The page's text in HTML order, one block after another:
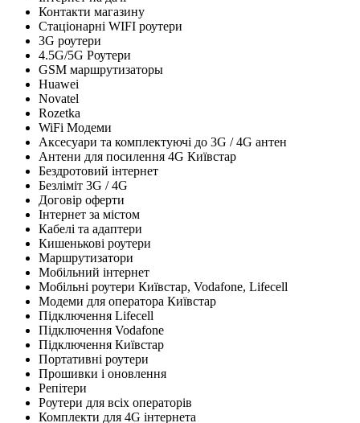
Контакти магазину
Стаціонарні WIFI роутери
3G роутери
4.5G/5G Роутери
GSM маршрутизаторы
Huawei
Novatel
Rozetka
WiFi Модеми
Аксесуари та комплектуючі до 3G / 4G антен
Антени для посилення 4G Київстар
Бездротовий інтернет
Безліміт 3G / 4G
Договір оферти
Інтернет за містом
Кабелі та адаптери
Кишенькові роутери
Маршрутизатори
Мобільний інтернет
Мобільні роутери Київстар, Vodafone, Lifecell
Модеми для оператора Київстар
Підключення Lifecell
Підключення Vodafone
Підключення Київстар
Портативні роутери
Прошивки і оновлення
Репітери
Роутери для всіх операторів
Комплекти для 4G інтернета